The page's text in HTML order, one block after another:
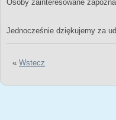
Osoby zainteresowane
Jednocześnie dziękujemy za
« Wstecz